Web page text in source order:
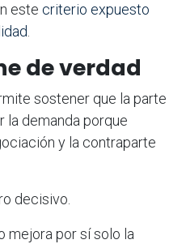
este criterio expuesto
.
de verdad
sostener que la parte
la demanda porque
y la contraparte
decisivo.
mejora por sí solo la